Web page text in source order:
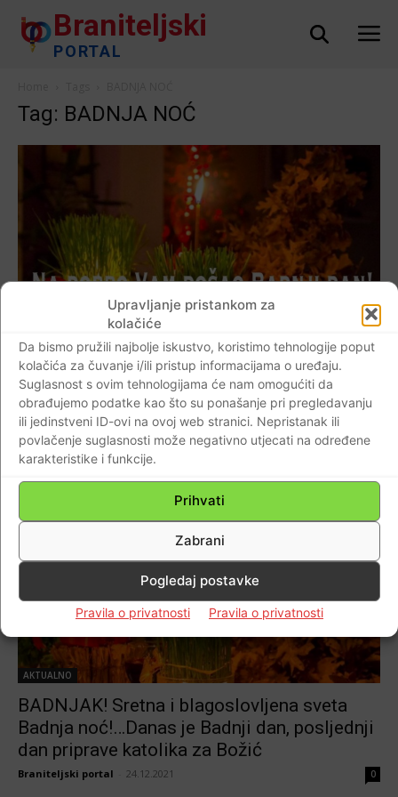
Upravljanje pristankom za
kolačiće
Da bismo pružili najbolje iskustvo, koristimo tehnologije poput
kolačića za čuvanje i/ili pristup informacijama o uređaju.
Suglasnost s ovim tehnologijama će nam omogućiti da
obrađujemo podatke kao što su ponašanje pri pregledavanju
ili jedinstveni ID-ovi na ovoj web stranici. Nepristanak ili
povlačenje suglasnosti može negativno utjecati na određene
karakteristike i funkcije.
Prihvati
Zabrani
Pogledaj postavke
Pravila o privatnosti Pravila o privatnosti
Braniteljski
PORTAL
Tag: BADNJA NOĆ
FOTO Danas je Badnji dan, posljednji dan
priprave katolika za Božić…Sretna i
blagoslovljena sveta Badnja noć!…
Braniteljski portal - 24.12.2022
AKTUALNO
BADNJAK! Sretna i blagoslovljena sveta
Badnja noć!…Danas je Badnji dan, posljednji
dan priprave katolika za Božić
Braniteljski portal 24.12.2021 0